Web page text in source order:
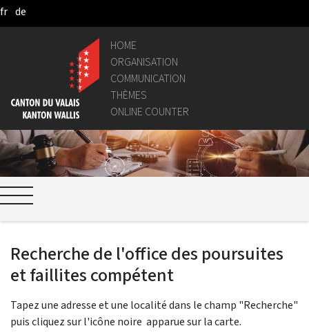
Skip to Main Content
fr de
HOME
ORGANISATION
COMMUNICATION
THÈMES
ONLINE COUNTER
Recherche de l'office des poursuites
et faillites compétent
Tapez une adresse et une localité dans le champ "Recherche"
puis cliquez sur l'icône noire apparue sur la carte.